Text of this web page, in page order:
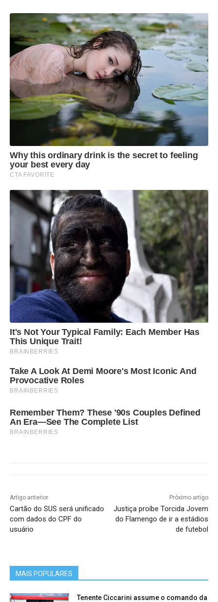
Why this ordinary drink is the secret to feeling
your best every day
CTA FAVORITE
It's Not Your Typical Family: Each Member Has
This Unique Trait!
BRAINBERRIES
Take A Look At Demi Moore's Most Iconic And
Provocative Roles
BRAINBERRIES
Remember Them? These '90s Couples Defined
An Era—See The Complete List
BRAINBERRIES
Artigo anterior
Cartão do SUS será unificado
com dados do CPF do
usuário
Próximo artigo
Justiça proíbe Torcida Jovem
do Flamengo de ir a estádios
de futebol
MAIS POPULARES
Tenente Ciccarini assume o comando da